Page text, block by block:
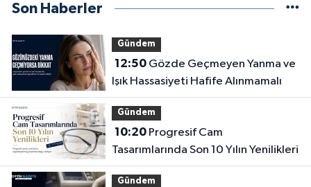
Son Haberler
Gündem
12:50Gözde Geçmeyen Yanma ve
Işık Hassasiyeti Hafife Alınmamalı
Gündem
10:20Progresif Cam
Tasarımlarında Son 10 Yılın Yenilikleri
Gündem